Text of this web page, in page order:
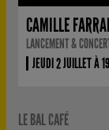
CAMILLE
LANCEMENT &
JEUDI 2 JUILLET À
LE BAL CAFÉ